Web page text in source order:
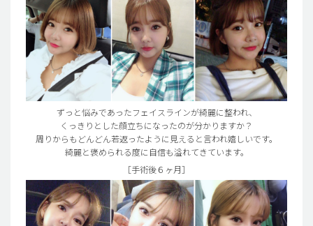
ずっと悩みであったフェイスラインが綺麗に整われ、
くっきりとした顔立ちになったのが分かりますか？
周りからもどんどん若返ったように見えると言われ嬉しいです。
綺麗と褒められる度に自信も溢れてきています。
［手術後６ヶ月］